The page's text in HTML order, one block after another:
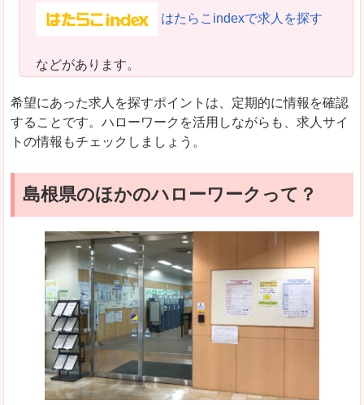
はたらこindexで求人を探す
などがあります。
希望にあった求人を探すポイントは、定期的に情報を確認
することです。ハローワークを活用しながらも、求人サイ
トの情報もチェックしましょう。
島根県のほかのハローワークって？